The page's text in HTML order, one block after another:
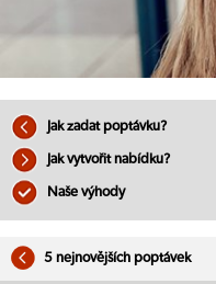
Jak zadat poptávku?
Jak vytvořit nabídku?
Naše výhody
5 nejnovějších poptávek